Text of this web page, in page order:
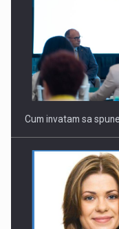
Cum invatam sa